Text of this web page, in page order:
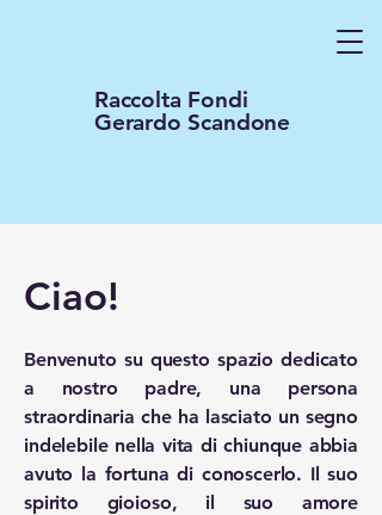
Raccolta Fondi
Gerardo Scandone
Ciao!
Benvenuto su questo spazio dedicato
a nostro padre, una persona
straordinaria che ha lasciato un segno
indelebile nella vita di chiunque abbia
avuto la fortuna di conoscerlo. Il suo
spirito gioioso, il suo amore